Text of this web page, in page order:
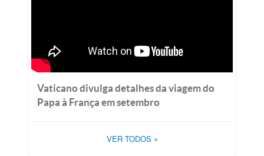
Vaticano divulga detalhes da viagem do
Papa à França em setembro
VER TODOS »